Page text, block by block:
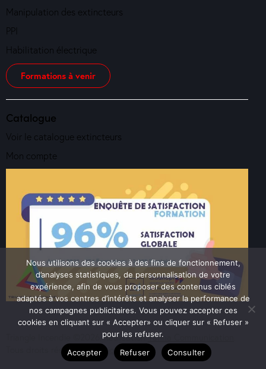
Manipulation des extincteurs
PPI
Habilitation électrique
Formations à venir
Catalogue
Voir le catalogue extincteurs
Mon compte
Triangle Incendie ©2026. RéalisationYanna Communication
Tous droits réservés.Mentions Légales
Nous utilisons des cookies à des fins de fonctionnement,
d’analyses statistiques, de personnalisation de votre
expérience, afin de vous proposer des contenus ciblés
adaptés à vos centres d’intérêts et analyser la performance de
nos campagnes publicitaires. Vous pouvez accepter ces
cookies en cliquant sur « Accepter» ou cliquer sur « Refuser »
pour les refuser.
Accepter
Refuser Consulter